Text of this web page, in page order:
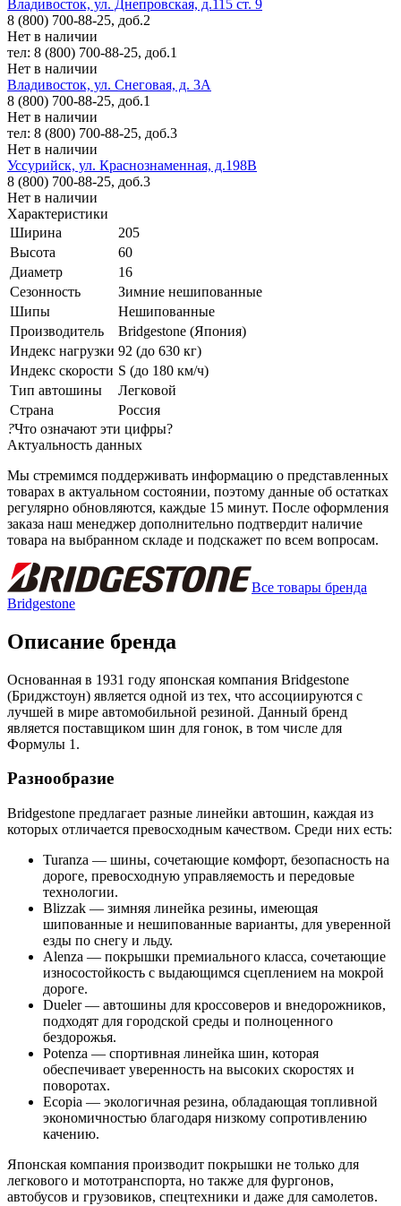
Владивосток, ул. Днепровская, д.115 ст. 9
8 (800) 700-88-25, доб.2
Нет в наличии
тел: 8 (800) 700-88-25, доб.1
Нет в наличии
Владивосток, ул. Снеговая, д. 3А
8 (800) 700-88-25, доб.1
Нет в наличии
тел: 8 (800) 700-88-25, доб.3
Нет в наличии
Уссурийск, ул. Краснознаменная, д.198В
8 (800) 700-88-25, доб.3
Нет в наличии
Характеристики
Ширина
205
Высота
60
Диаметр
16
Сезонность
Зимние нешипованные
Шипы
Нешипованные
Производитель
Bridgestone (Япония)
Индекс нагрузки 92 (до 630 кг)
Индекс скорости S (до 180 км/ч)
Тип автошины
Легковой
Страна
Россия
?Что означают эти цифры?
Актуальность данных
Мы стремимся поддерживать информацию о представленных
товарах в актуальном состоянии, поэтому данные об остатках
регулярно обновляются, каждые 15 минут. После оформления
заказа наш менеджер дополнительно подтвердит наличие
товара на выбранном складе и подскажет по всем вопросам.
Все товары бренда
Bridgestone
Описание бренда
Основанная в 1931 году японская компания Bridgestone
(Бриджстоун) является одной из тех, что ассоциируются с
лучшей в мире автомобильной резиной. Данный бренд
является поставщиком шин для гонок, в том числе для
Формулы 1.
Разнообразие
Bridgestone предлагает разные линейки автошин, каждая из
которых отличается превосходным качеством. Среди них есть:
Turanza — шины, сочетающие комфорт, безопасность на
дороге, превосходную управляемость и передовые
технологии.
Blizzak — зимняя линейка резины, имеющая
шипованные и нешипованные варианты, для уверенной
езды по снегу и льду.
Alenza — покрышки премиального класса, сочетающие
износостойкость с выдающимся сцеплением на мокрой
дороге.
Dueler — автошины для кроссоверов и внедорожников,
подходят для городской среды и полноценного
бездорожья.
Potenza — спортивная линейка шин, которая
обеспечивает уверенность на высоких скоростях и
поворотах.
Ecopia — экологичная резина, обладающая топливной
экономичностью благодаря низкому сопротивлению
качению.
Японская компания производит покрышки не только для
легкового и мототранспорта, но также для фургонов,
автобусов и грузовиков, спецтехники и даже для самолетов.